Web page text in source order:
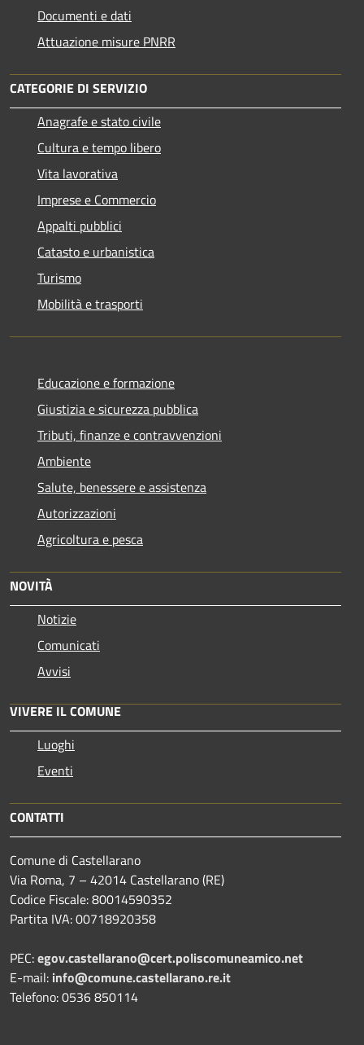
Documenti e dati
Attuazione misure PNRR
CATEGORIE DI SERVIZIO
Anagrafe e stato civile
Cultura e tempo libero
Vita lavorativa
Imprese e Commercio
Appalti pubblici
Catasto e urbanistica
Turismo
Mobilità e trasporti
Educazione e formazione
Giustizia e sicurezza pubblica
Tributi, finanze e contravvenzioni
Ambiente
Salute, benessere e assistenza
Autorizzazioni
Agricoltura e pesca
NOVITÀ
Notizie
Comunicati
Avvisi
VIVERE IL COMUNE
Luoghi
Eventi
CONTATTI
Comune di Castellarano
Via Roma, 7 – 42014 Castellarano (RE)
Codice Fiscale: 80014590352
Partita IVA: 00718920358
PEC:egov.castellarano@cert.poliscomuneamico.net
E-mail: info@comune.castellarano.re.it
Telefono: 0536 850114